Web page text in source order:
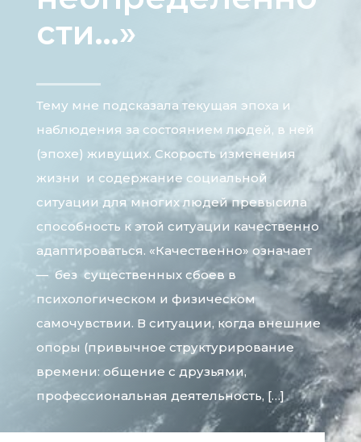
сти…»
Тему мне подсказала текущая эпоха и
наблюдения за состоянием людей, в ней
(эпохе) живущих. Скорость изменения
жизни и содержание социальной
ситуации для многих людей превысила
способность к этой ситуации качественно
адаптироваться. «Качественно» означает
— без существенных сбоев в
психологическом и физическом
самочувствии. В ситуации, когда внешние
опоры (привычное структурирование
времени: общение с друзьями,
профессиональная деятельность, […]